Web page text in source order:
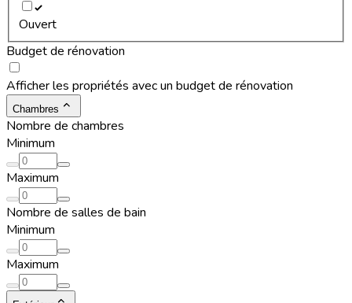
Ouvert
Budget de rénovation
Afficher les propriétés avec un budget de rénovation
Chambres
Nombre de chambres
Minimum
Maximum
Nombre de salles de bain
Minimum
Maximum